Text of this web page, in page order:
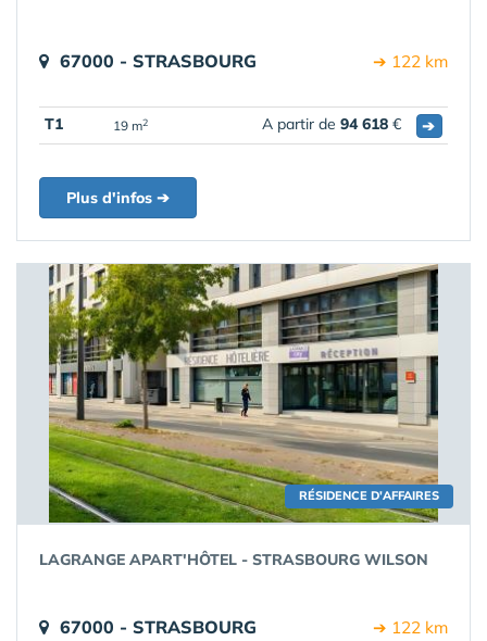
67000 - STRASBOURG ➔ 122 km
T1 19 m2 A partir de 94 618 € ➔
Plus d'infos ➔
RÉSIDENCE D'AFFAIRES
LAGRANGE APART'HÔTEL - STRASBOURG WILSON
67000 - STRASBOURG ➔ 122 km